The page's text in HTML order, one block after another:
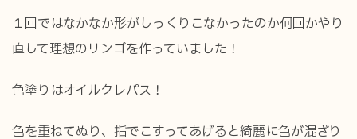
１回ではなかなか形がしっくりこなかったのか何回かやり
直して理想のリンゴを作っていました！
色塗りはオイルクレパス！
色を重ねてぬり、指でこすってあげると綺麗に色が混ざり